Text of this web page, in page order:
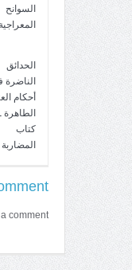
السوانح
المعراجية
الحدائق
أحكام
الطاهرة
كتاب
المضاربة
comment.